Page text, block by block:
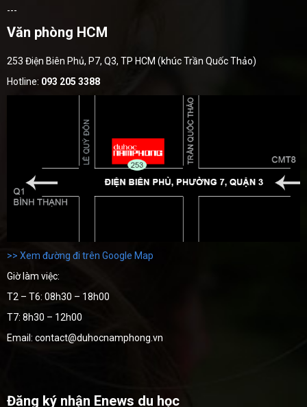
---
Văn phòng HCM
253 Điện Biên Phủ, P7, Q3, TP HCM (khúc Trần Quốc Thảo)
Hotline: 093 205 3388
>> Xem đường đi trên Google Map
Giờ làm việc:
T2 – T6: 08h30 – 18h00
T7: 8h30 – 12h00
Email: contact@duhocnamphong.vn
Đăng ký nhận Enews du học